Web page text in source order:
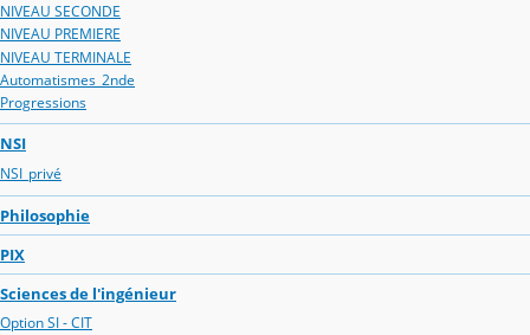
NIVEAU SECONDE
NIVEAU PREMIERE
NIVEAU TERMINALE
Automatismes_2nde
Progressions
NSI
NSI_privé
Philosophie
PIX
Sciences de l'ingénieur
Option SI - CIT